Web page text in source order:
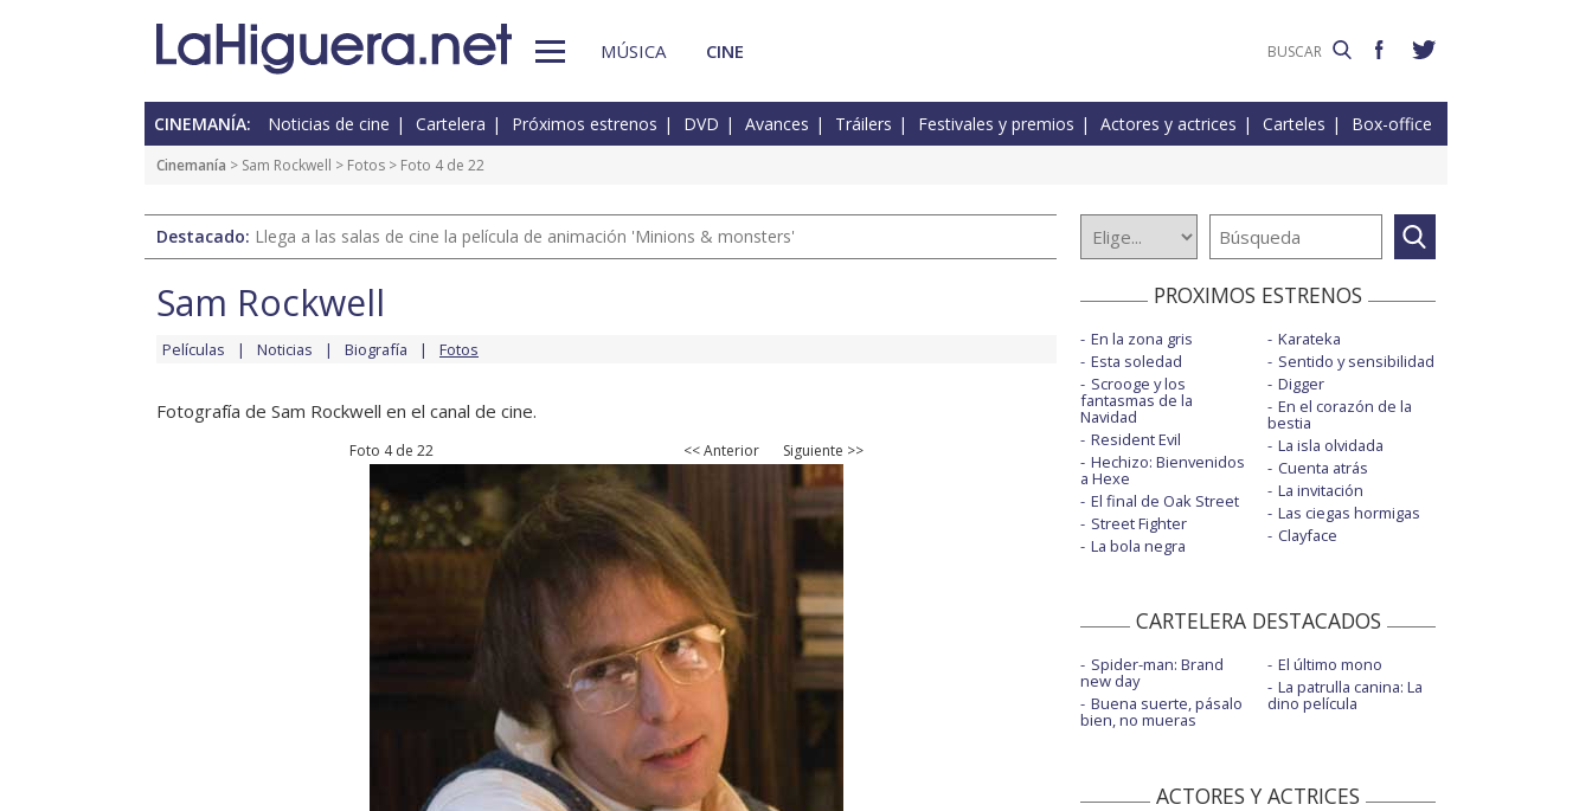
MÚSICA CINE
CINEMANÍA: Noticias de cine Cartelera Próximos estrenos DVD Avances Tráilers Festivales y premios Actores y actrices Carteles Box-office
Cinemanía > Sam Rockwell > Fotos > Foto 4 de 22
Destacado: Llega a las salas de cine la película de animación 'Minions & monsters'
Sam Rockwell
Películas Noticias Biografía Fotos
Fotografía de Sam Rockwell en el canal de cine.
Foto 4 de 22 << Anterior Siguiente >>
PROXIMOS ESTRENOS
En la zona gris
Esta soledad
Scrooge y los
fantasmas de la
Navidad
Resident Evil
Hechizo: Bienvenidos
a Hexe
El final de Oak Street
Street Fighter
La bola negra
Karateka
Sentido y sensibilidad
Digger
En el corazón de la
bestia
La isla olvidada
Cuenta atrás
La invitación
Las ciegas hormigas
Clayface
CARTELERA DESTACADOS
Spider-man: Brand
new day
Buena suerte, pásalo
bien, no mueras
El último mono
La patrulla canina: La
dino película
ACTORES Y ACTRICES